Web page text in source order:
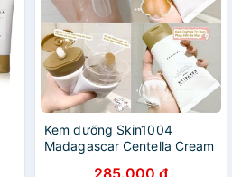
Kem dưỡng Skin1004
Madagascar Centella Cream
285.000 đ